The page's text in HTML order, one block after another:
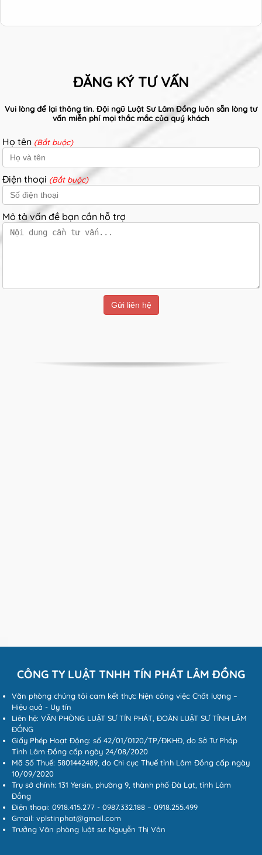
ĐĂNG KÝ TƯ VẤN
Vui lòng để lại thông tin. Đội ngũ Luật Sư Lâm Đồng luôn sẵn lòng tư
vấn miễn phí mọi thắc mắc của quý khách
Họ tên (Bắt buộc)
Điện thoại (Bắt buộc)
Mô tả vấn đề bạn cần hỗ trợ
CÔNG TY LUẬT TNHH TÍN PHÁT LÂM ĐỒNG
Văn phòng chúng tôi cam kết thực hiện công việc Chất lượng –
Hiệu quả - Uy tín
Liên hệ: VĂN PHÒNG LUẬT SƯ TÍN PHÁT, ĐOÀN LUẬT SƯ TỈNH LÂM
ĐỒNG
Giấy Phép Hoạt Động: số 42/01/0120/TP/ĐKHĐ, do Sở Tư Pháp
Tỉnh Lâm Đồng cấp ngày 24/08/2020
Mã Số Thuế: 5801442489, do Chi cục Thuế tỉnh Lâm Đồng cấp ngày
10/09/2020
Trụ sở chính: 131 Yersin, phường 9, thành phố Đà Lạt, tỉnh Lâm
Đồng
Điện thoại: 0918.415.277 - 0987.332.188 – 0918.255.499
Gmail: vplstinphat@gmail.com
Trưởng Văn phòng luật sư: Nguyễn Thị Vân